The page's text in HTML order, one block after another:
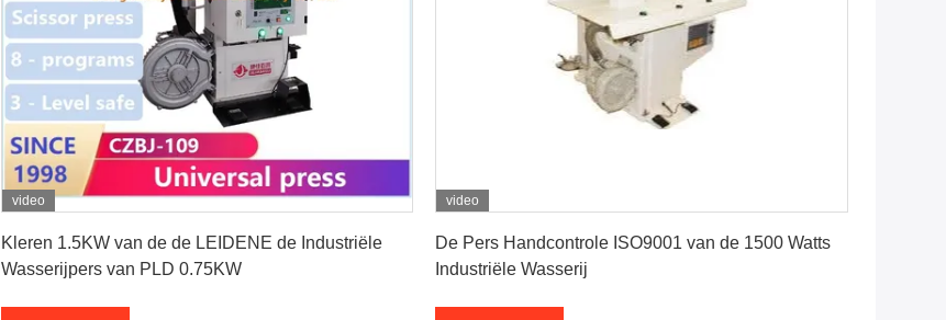
video
Kleren 1.5KW van de de LEIDENE de Industriële
Wasserijpers van PLD 0.75KW
video
De Pers Handcontrole ISO9001 van de 1500 Watts
Industriële Wasserij